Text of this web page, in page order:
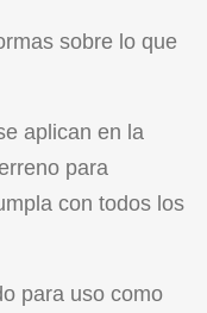
sobre lo que
aplican en la
para
con todos los
para uso como